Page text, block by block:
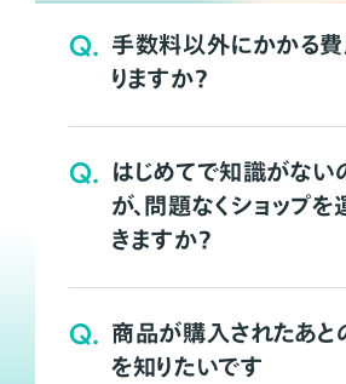
Q. 手数料以外にかかる
りますか？
Q. はじめてで知識がない
が、問題なくショップ
きますか？
Q. 商品が購入されたあと
を知りたいです